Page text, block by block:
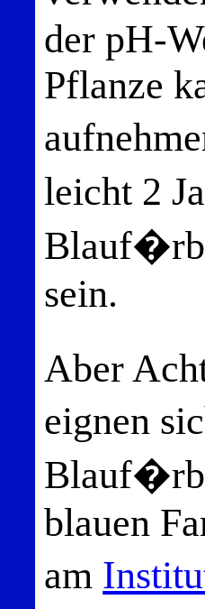
der pH-
Pflanze
leicht 2
sein.
Aber
eignen
blauen
am